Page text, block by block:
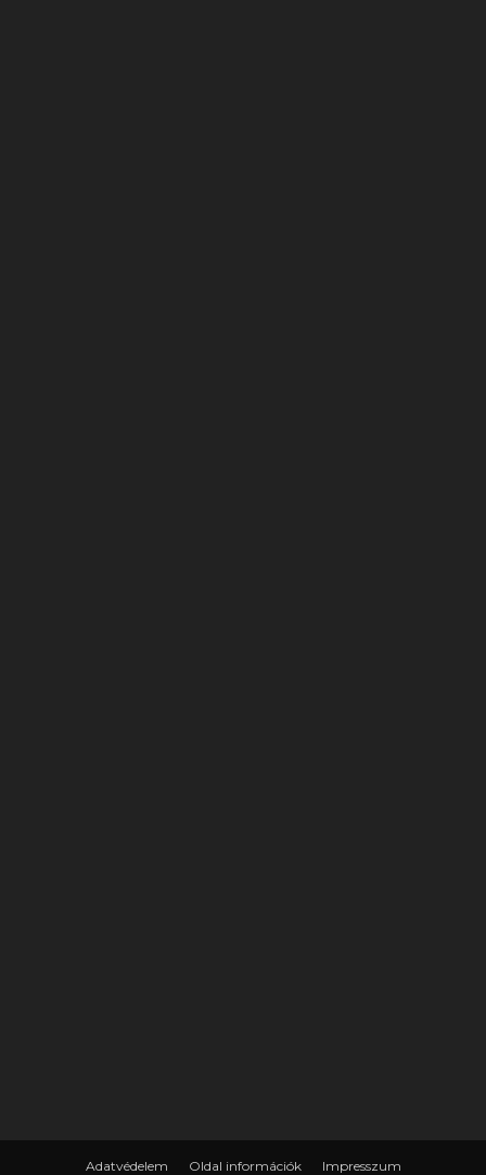
Adatvédelem Oldal információk Impresszum